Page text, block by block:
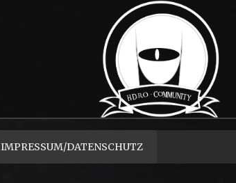
IMPRESSUM/DATENSCHUTZ